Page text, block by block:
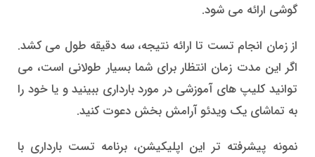
گوشی ارائه می شود.
از زمان انجام تست تا ارائه نتیجه، سه دقیقه طول می کشد.
اگر این مدت زمان انتظار برای شما بسیار طولانی است، می
توانید کلیپ های آموزشی در مورد بارداری ببینید و یا خود را
به تماشای یک ویدئو آرامش بخش دعوت کنید.
نمونه پیشرفته تر این اپلیکیشن، برنامه تست بارداری با